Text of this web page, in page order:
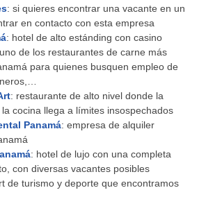
: si quieres encontrar una vacante en un
en contacto con esta empresa
: hotel de alto estánding con casino
de los restaurantes de carne más
para quienes busquen empleo de
: restaurante de alto nivel donde la
cocina llega a límites insospechados
Panamá: empresa de alquiler
: hotel de lujo con una completa
con diversas vacantes posibles
de turismo y deporte que encontramos